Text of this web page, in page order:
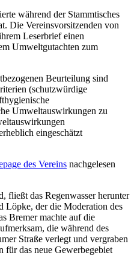
während der Stammtisches
Die Vereinsvorsitzenden von
Leserbrief einen
Umweltgutachten zum
Beurteilung sind
(schutzwürdige
Umweltauswirkungen zu
eingeschätzt
des Vereins nachgelesen
fließt das Regenwasser herunter
Löpke, der die Moderation des
Bremer machte auf die
die während des
Straße verlegt und vergraben
für das neue Gewerbegebiet